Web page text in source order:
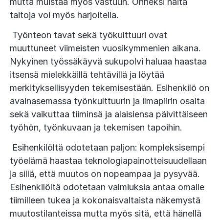
taitoja voi myös harjoitella.
Työnteon tavat sekä työkulttuuri ovat
muuttuneet viimeisten vuosikymmenien aikana.
Nykyinen työssäkäyvä sukupolvi haluaa haastaa
itsensä mielekkäillä tehtävillä ja löytää
merkityksellisyyden tekemisestään. Esihenkilö on
avainasemassa työnkulttuurin ja ilmapiirin osalta
sekä vaikuttaa tiiminsä ja alaisiensa päivittäiseen
työhön, työnkuvaan ja tekemisen tapoihin.
Esihenkilöltä odotetaan paljon: kompleksisempi
työelämä haastaa teknologiapainotteisuudellaan
ja sillä, että muutos on nopeampaa ja pysyvää.
Esihenkilöltä odotetaan valmiuksia antaa omalle
tiimilleen tukea ja kokonaisvaltaista näkemystä
muutostilanteissa mutta myös sitä, että hänellä